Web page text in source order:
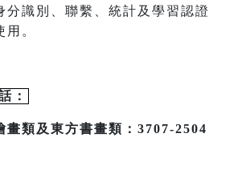
分識別、聯繫、統計及 學習認證
。
：
畫類及東方書畫類：3707-2504